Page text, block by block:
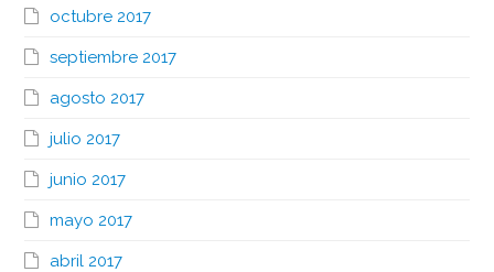
octubre 2017
septiembre 2017
agosto 2017
julio 2017
junio 2017
mayo 2017
abril 2017